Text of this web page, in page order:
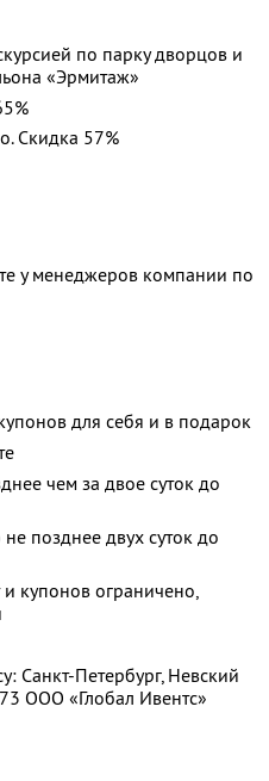
по парку дворцов и
«Эрмитаж»
Скидка 57%
у менеджеров компании по
для себя и в подарок
чем за двое суток до
позднее двух суток до
купонов ограничено,
Санкт-Петербург, Невский
ООО «Глобал Ивентс»